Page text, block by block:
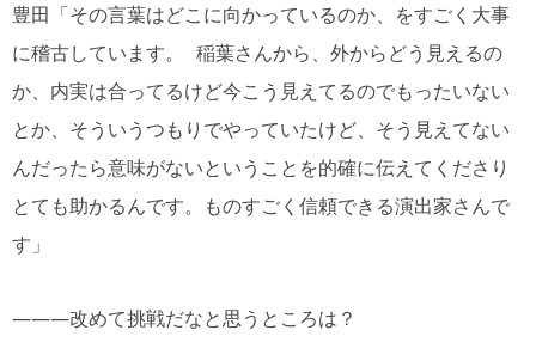
豊田「その言葉はどこに向かっているのか、をすごく大事
に稽古しています。 稲葉さんから、外からどう見えるの
か、内実は合ってるけど今こう見えてるのでもったいない
とか、そういうつもりでやっていたけど、そう見えてない
んだったら意味がないということを的確に伝えてくださり
とても助かるんです。ものすごく信頼できる演出家さんで
す」
―――改めて挑戦だなと思うところは？